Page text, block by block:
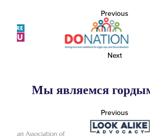
Previous
Next
Мы являемся
Previous